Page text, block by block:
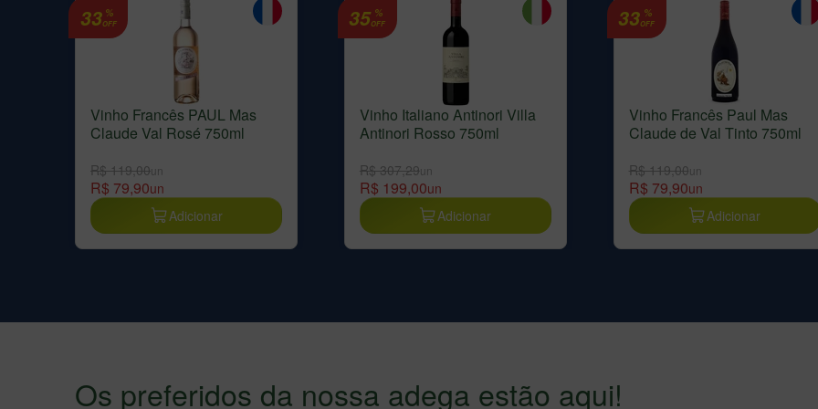
33 %
OFF
Vinho Francês PAUL Mas
Claude Val Rosé 750ml
R$ 119,00un
R$ 79,90un
Adicionar
35 %
OFF
Vinho Italiano Antinori Villa
Antinori Rosso 750ml
R$ 307,29un
R$ 199,00un
Adicionar
33 %
OFF
Vinho Francês Paul Mas
Claude de Val Tinto 750ml
R$ 119,00un
R$ 79,90un
Adicionar
Os preferidos da nossa adega estão aqui!